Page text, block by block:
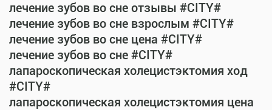
лечение зубов во сне отзывы #CITY#
лечение зубов во сне взрослым #CITY#
лечение зубов во сне цена #CITY#
лечение зубов во сне #CITY#
лапароскопическая холецистэктомия ход
#CITY#
лапароскопическая холецистэктомия цена